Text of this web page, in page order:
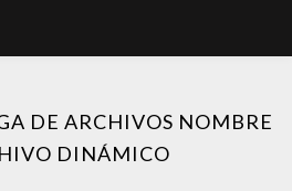
DE ARCHIVOS NOMBRE
DINÁMICO